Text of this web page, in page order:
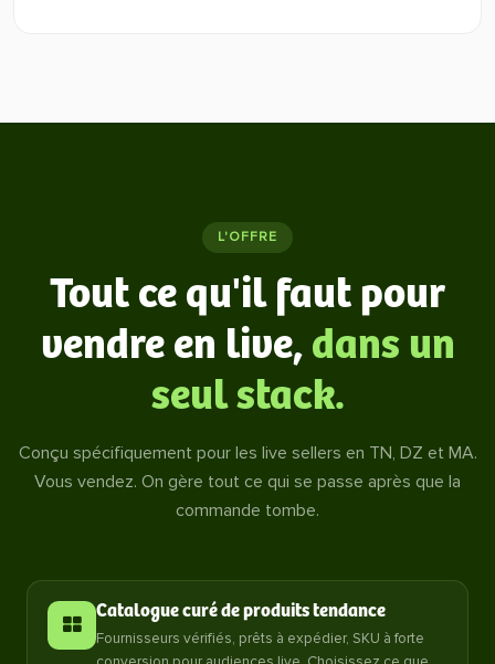
L'OFFRE
Tout ce qu'il faut pour
vendre en live, dans un
seul stack.
Conçu spécifiquement pour les live sellers en TN, DZ et MA.
Vous vendez. On gère tout ce qui se passe après que la
commande tombe.
Catalogue curé de produits tendance
Fournisseurs vérifiés, prêts à expédier, SKU à forte